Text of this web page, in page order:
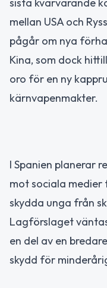
sista kvarvarande
mellan USA och
pågår om nya
Kina, som dock
oro för en ny
kärnvapenmakter.
I Spanien planerar
mot sociala
skydda unga från
Lagförslaget
en del av en
skydd för